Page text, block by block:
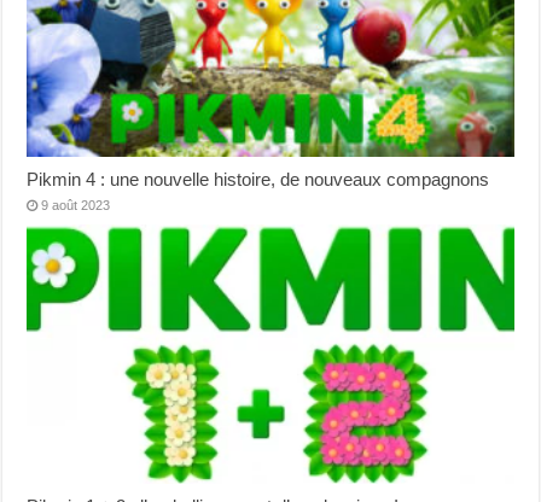
Pikmin 4 : une nouvelle histoire, de nouveaux compagnons
9 août 2023